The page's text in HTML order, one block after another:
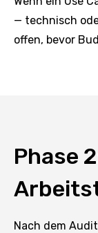
— technisch
offen, bevor
Phase
Nach dem